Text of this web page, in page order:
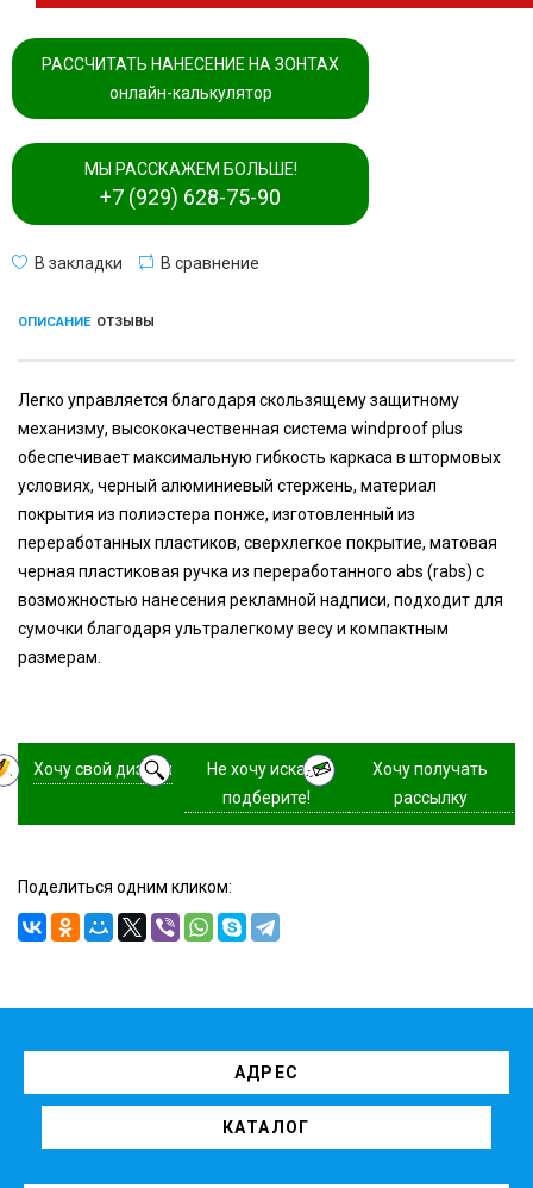
РАССЧИТАТЬ НАНЕСЕНИЕ НА ЗОНТАХ
онлайн-калькулятор
МЫ РАССКАЖЕМ БОЛЬШЕ!
+7 (929) 628-75-90
В закладки В сравнение
ОПИСАНИЕ ОТЗЫВЫ
Легко управляется благодаря скользящему защитному
механизму, высококачественная система windproof plus
обеспечивает максимальную гибкость каркаса в штормовых
условиях, черный алюминиевый стержень, материал
покрытия из полиэстера понже, изготовленный из
переработанных пластиков, сверхлегкое покрытие, матовая
черная пластиковая ручка из переработанного abs (rabs) с
возможностью нанесения рекламной надписи, подходит для
сумочки благодаря ультралегкому весу и компактным
размерам.
Хочу свой дизайн
Не хочу искать,
подберите!
Хочу получать
рассылку
Поделиться одним кликом:
АДРЕС
КАТАЛОГ